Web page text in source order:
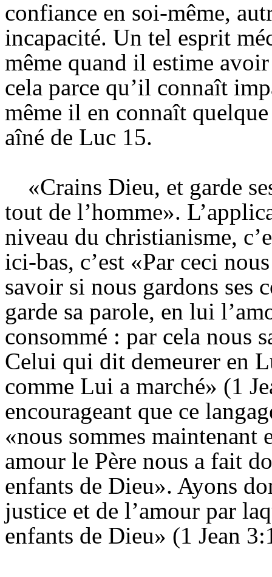
confiance en soi-même,
incapacité. Un tel esprit
même quand il estime
cela parce qu’il connaît
même il en connaît
aîné de Luc 15.
«Crains Dieu, et garde
tout de l’homme».
niveau du christianisme,
ici-bas, c’est «Par ceci
savoir si nous gardons ses
garde sa parole, en lui
consommé : par cela nous
Celui qui dit demeurer en
comme Lui a marché» (1
encourageant que ce
«nous sommes maintenant
amour le Père nous a fait
enfants de Dieu». Ayons
justice et de l’amour par
enfants de Dieu» (1 Jean